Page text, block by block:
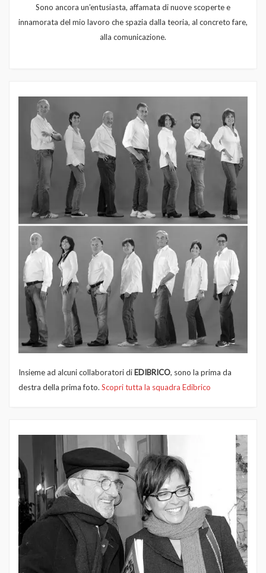
Sono ancora un’entusiasta, affamata di nuove scoperte e
innamorata del mio lavoro che spazia dalla teoria, al concreto fare,
alla comunicazione.
Insieme ad alcuni collaboratori di EDIBRICO, sono la prima da
destra della prima foto. Scopri tutta la squadra Edibrico